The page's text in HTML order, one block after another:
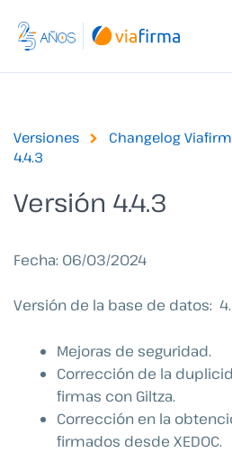
contenido
Versiones Changelog
4.4.3
Versión 4.4.3
Fecha: 06/03/2024
Versión de la base de datos:
Mejoras de seguridad.
Corrección de la
firmas con Giltza.
Corrección en la
firmados desde XEDOC.